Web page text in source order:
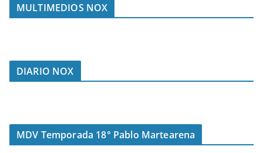
MULTIMEDIOS NOX
DIARIO NOX
MDV Temporada 18° Pablo Martearena